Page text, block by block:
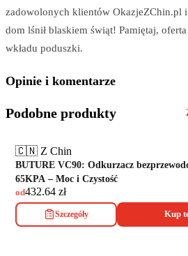
zadowolonych klientów OkazjeZChin.pl
dom lśnił blaskiem świąt! Pamiętaj,
wkładu poduszki.
Opinie i komentarze
Podobne produkty
🇨🇳 Z Chin
BUTURE VC90: Odkurzacz
65KPA – Moc i Czystość
od432.64 zł
Szczegóły Kup